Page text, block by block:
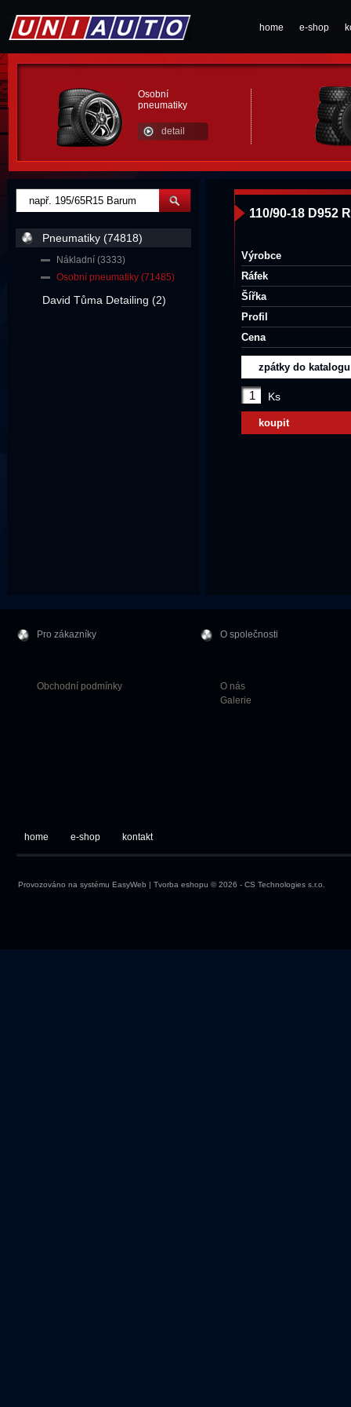
home e-shop
Osobní
pneumatiky
detail
110/90-18 D952
Výrobce
Ráfek
Šířka
Profil
Cena
zpátky do katalogu
Ks
koupit
Pneumatiky (74818)
Nákladní (3333)
Osobní pneumatiky (71485)
David Tůma Detailing (2)
Pro zákazníky
Obchodní podmínky
O společnosti
O nás
Galerie
home e-shop kontakt
Provozováno na systému EasyWeb | Tvorba eshopu © 2026 - CS Technologies s.r.o.